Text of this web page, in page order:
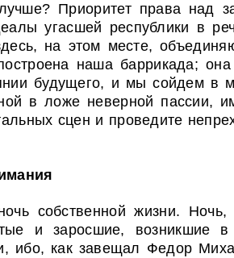
Приоритет права над
угасшей республики в
на этом месте,
наша баррикада;
будущего, и мы сойдем в
в ложе неверной пассии,
сцен и проведите
собственной жизни.
и заросшие, возникшие
ибо, как завещал Федор